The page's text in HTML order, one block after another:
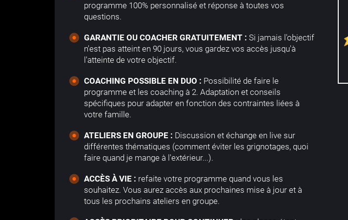
programme 100% personnalisé et réponse à toutes vos
questions.
GARANTIE OU COACHER GRATUITEMENT : Si jamais l'objectif
n'est pas atteint en 90 jours, vous gardez vos accès jusqu'à
l'atteinte de votre objectif.
COACHING POSSIBLE EN DUO : Possibilité de faire le
programme et les coaching à 2. Adaptation et conseils
spécifiques pour adapter en fonction des contraintes liées à
votre famille.
ATELIERS EN GROUPE : Discussion et échange en live sur
différentes thématiques (comment éviter les grignotages, quoi
faire quand je mange à l'extérieur...).
ACCÈS À VIE : refaite votre programme quand vous les
souhaitez. Vous aurez accès aux prochaines mise à jour et à
tous les prochains ateliers en groupe.